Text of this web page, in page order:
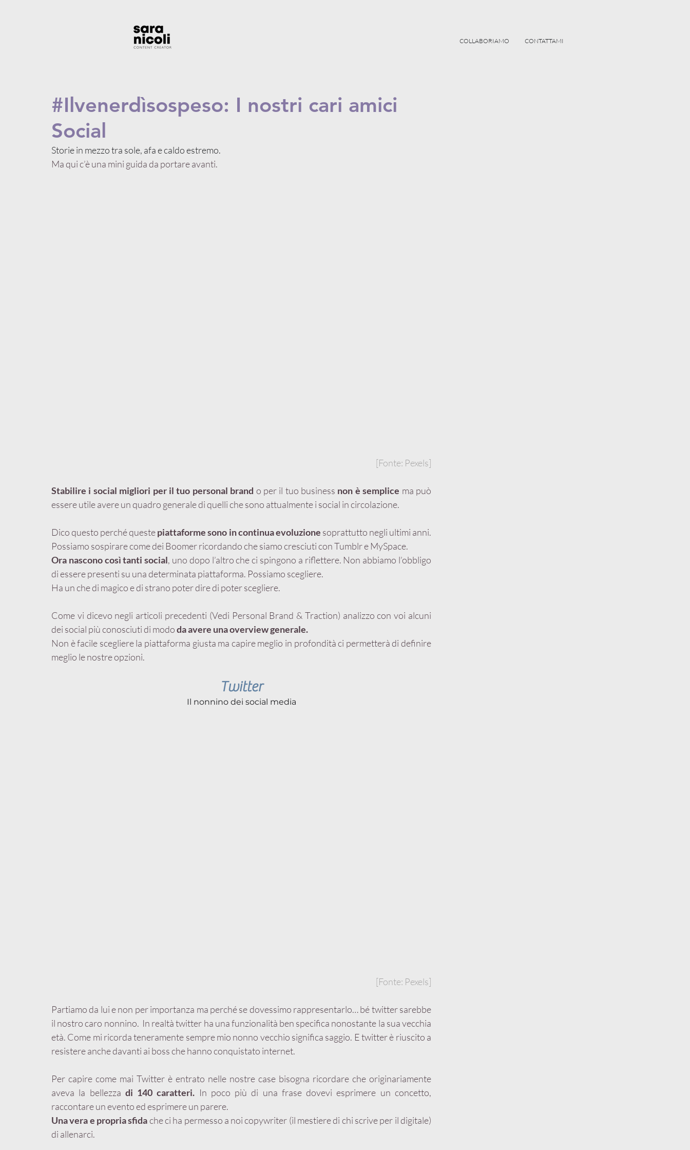
COLLABORIAMO CONTATTAMI
#Ilvenerdìsospeso: I nostri cari amici
Social
Storie in mezzo tra sole, afa e caldo estremo.
Ma qui c’è una mini guida da portare avanti.
[Fonte: Pexels]
Stabilire i social migliori per il tuo personal brand o per il tuo business non è semplice ma può
essere utile avere un quadro generale di quelli che sono attualmente i social in circolazione.
Dico questo perché queste piattaforme sono in continua evoluzione soprattutto negli ultimi anni.
Possiamo sospirare come dei Boomer ricordando che siamo cresciuti con Tumblr e MySpace.
Ora nascono così tanti social, uno dopo l’altro che ci spingono a riflettere. Non abbiamo l’obbligo
di essere presenti su una determinata piattaforma. Possiamo scegliere.
Ha un che di magico e di strano poter dire di poter scegliere.
Come vi dicevo negli articoli precedenti (Vedi Personal Brand & Traction) analizzo con voi alcuni
dei social più conosciuti di modo da avere una overview generale.
Non è facile scegliere la piattaforma giusta ma capire meglio in profondità ci permetterà di definire
meglio le nostre opzioni.
Twitter
Il nonnino dei social media
[Fonte: Pexels]
Partiamo da lui e non per importanza ma perché se dovessimo rappresentarlo… bé twitter sarebbe
il nostro caro nonnino.  In realtà twitter ha una funzionalità ben specifica nonostante la sua vecchia
età. Come mi ricorda teneramente sempre mio nonno vecchio significa saggio. E twitter è riuscito a
resistere anche davanti ai boss che hanno conquistato internet.
Per capire come mai Twitter è entrato nelle nostre case bisogna ricordare che originariamente
aveva la bellezza di 140 caratteri. In poco più di una frase dovevi esprimere un concetto,
raccontare un evento ed esprimere un parere.
Una vera e propria sfida che ci ha permesso a noi copywriter (il mestiere di chi scrive per il digitale)
di allenarci.